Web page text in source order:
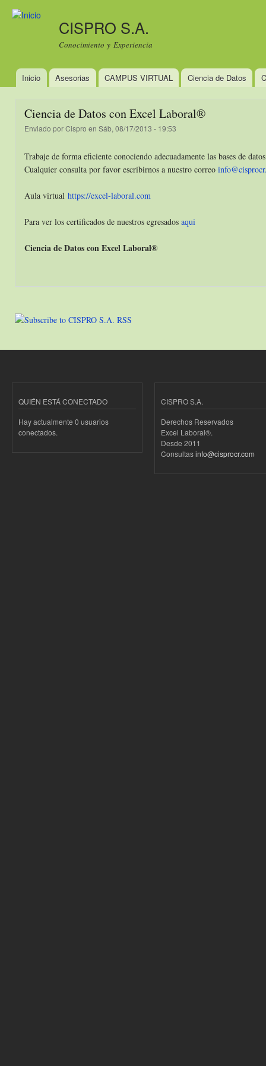
CISPRO S.A.
Conocimiento y Experiencia
Menú principal
Inicio Asesorias CAMPUS VIRTUAL Ciencia de Datos
Ciencia de Datos con Excel Laboral®
Enviado porCispro en Sáb, 08/17/2013 - 19:53
Trabaje de forma eficiente conociendo adecuadamente las bases de
Cualquier consulta por favor escribirnos a nuestro correo
Aula virtual https://excel-laboral.com
Para ver los certificados de nuestros egresados aqui
Ciencia de Datos con Excel Laboral®
QUIÉN ESTÁ CONECTADO
Hay actualmente 0 usuarios
conectados.
CISPRO S.A.
Derechos Reservados
Excel Laboral®.
Desde 2011
Consultasinfo@cisprocr.com